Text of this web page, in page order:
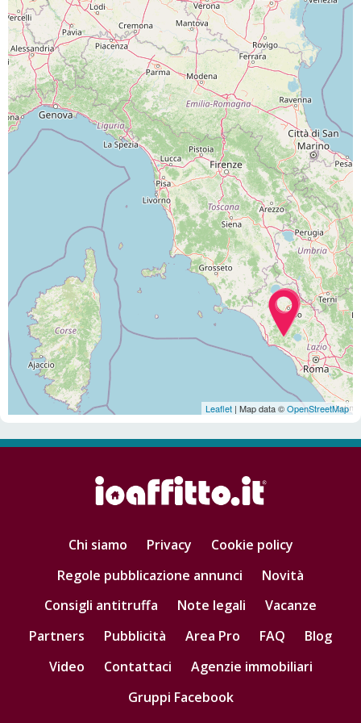
Leaflet | Map data ©OpenStreetMap
Chi siamo Privacy
Cookie policy
Regole pubblicazione annunci
Novità
Consigli antitruffa
Note legali
Vacanze
Partners
Pubblicità Area Pro FAQ
Blog
Video
Contattaci
Agenzie immobiliari
Gruppi Facebook